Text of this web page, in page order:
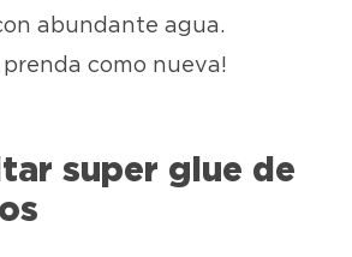
abundante agua.
prenda como nueva!
super glue de